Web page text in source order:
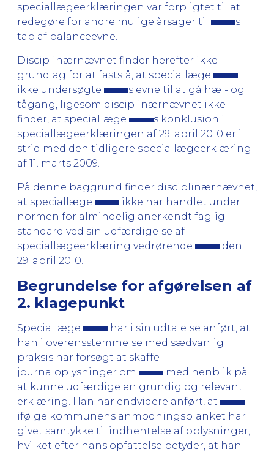
speciallægeerklæringen var forpligtet til at
redegøre for andre mulige årsager til
s
tab af balanceevne.
Disciplinærnævnet finder herefter ikke
grundlag for at fastslå, at speciallæge
ikke undersøgte
s evne til at gå hæl- og
tågang, ligesom disciplinærnævnet ikke
finder, at speciallæge
s konklusion i
speciallægeerklæringen af 29. april 2010 er i
strid med den tidligere speciallægeerklæring
af 11. marts 2009.
På denne baggrund finder disciplinærnævnet,
at speciallæge
ikke har handlet under
normen for almindelig anerkendt faglig
standard ved sin udfærdigelse af
speciallægeerklæring vedrørende
den
29. april 2010.
Begrundelse for afgørelsen af
2. klagepunkt
Speciallæge
har i sin udtalelse anført, at
han i overensstemmelse med sædvanlig
praksis har forsøgt at skaffe
journaloplysninger om
med henblik på
at kunne udfærdige en grundig og relevant
erklæring. Han har endvidere anført, at
ifølge kommunens anmodningsblanket har
givet samtykke til indhentelse af oplysninger,
hvilket efter hans opfattelse betyder, at han